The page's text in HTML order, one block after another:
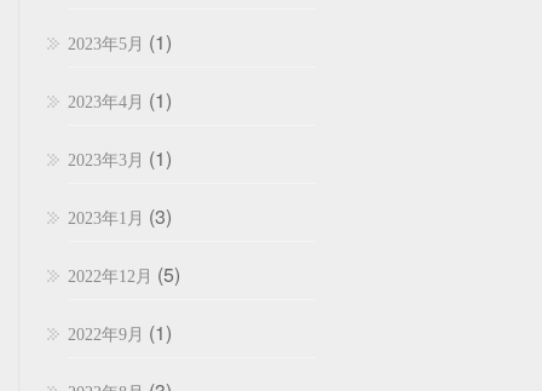
2023年5月 (1)
2023年4月 (1)
2023年3月 (1)
2023年1月 (3)
2022年12月 (5)
2022年9月 (1)